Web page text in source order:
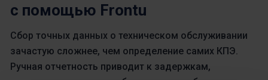
с помощью Frontu
Сбор точных данных о техническом обслуживании
зачастую сложнее, чем определение самих КПЭ.
Ручная отчетность приводит к задержкам,